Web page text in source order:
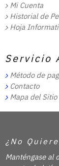
Mi Cuenta
Historial de
Hoja
Servicio
Método de
Contacto
Mapa del Sitio
¿No
Manténgase al